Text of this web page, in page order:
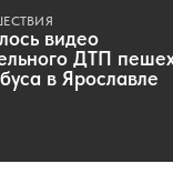
видео
ДТП
в Ярославле